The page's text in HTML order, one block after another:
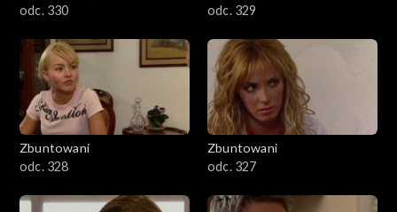
odc. 330
odc. 329
Zbuntowani
odc. 328
Zbuntowani
odc. 327